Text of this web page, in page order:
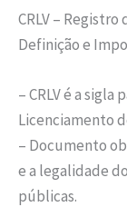
CRLV –
Definição e
– CRLV é a
Licenciamento
– Documento
e a legalidade
públicas.